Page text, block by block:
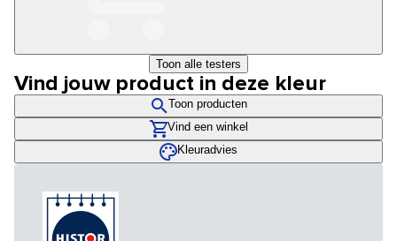
Toon alle testers
Vind jouw product in deze kleur
Toon producten
Vind een winkel
Kleuradvies